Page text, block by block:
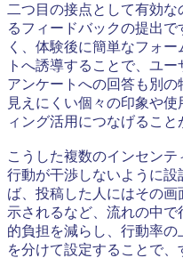
二つ目の接点として有効
るフィードバックの提出
く、体験後に簡単なフォ
トへ誘導することで、ユ
アンケートへの回答も別の
見えにくい個々の印象や
ィング活用につなげること
こうした複数のインセン
行動が干渉しないように設
ば、投稿した人にはその
示されるなど、流れの中
的負担を減らし、行動率
を分けて設定することで